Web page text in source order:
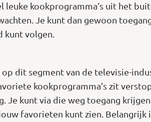
kookprogramma’s uit het
Je kunt dan gewoon
volgen.
dit segment van de televisie-
kookprogramma’s zit
Je kunt via die weg toegang
favorieten kunt zien. Belangrijk